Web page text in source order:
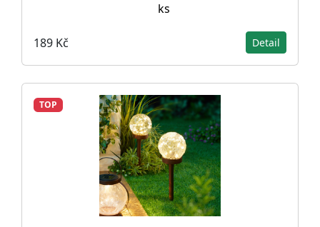
ks
189 Kč Detail
TOP